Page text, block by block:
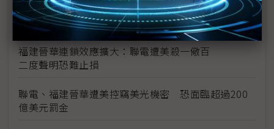
美方下波行動恐鎖定華為主動調查 川普打壓中國製
造2025企圖明顯
福建晉華連鎖效應擴大：聯電遭美殺一儆百
二度聲明恐難止損
聯電、福建晉華遭美控竊美光機密 恐面臨超過200
億美元罰金